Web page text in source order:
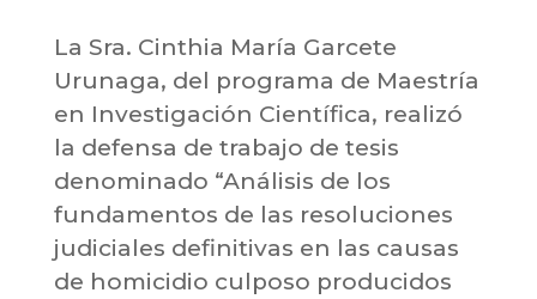
La Sra. Cinthia María Garcete
Urunaga, del programa de Maestría
en Investigación Científica, realizó
la defensa de trabajo de tesis
denominado “Análisis de los
fundamentos de las resoluciones
judiciales definitivas en las causas
de homicidio culposo producidos